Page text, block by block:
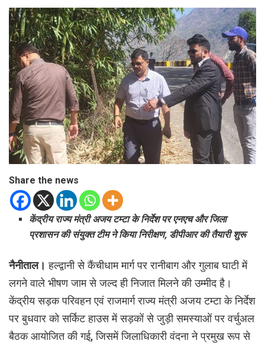
Share the news
केंद्रीय राज्य मंत्री अजय टम्टा के निर्देश पर एनएच और जिला
प्रशासन की संयुक्त टीम ने किया निरीक्षण, डीपीआर की तैयारी शुरू
नैनीताल।हल्द्वानी से कैंचीधाम मार्ग पर रानीबाग और गुलाब घाटी में
लगने वाले भीषण जाम से जल्द ही निजात मिलने की उम्मीद है।
केंद्रीय सड़क परिवहन एवं राजमार्ग राज्य मंत्री अजय टम्टा के निर्देश
पर बुधवार को सर्किट हाउस में सड़कों से जुड़ी समस्याओं पर वर्चुअल
बैठक आयोजित की गई, जिसमें जिलाधिकारी वंदना ने प्रमुख रूप से